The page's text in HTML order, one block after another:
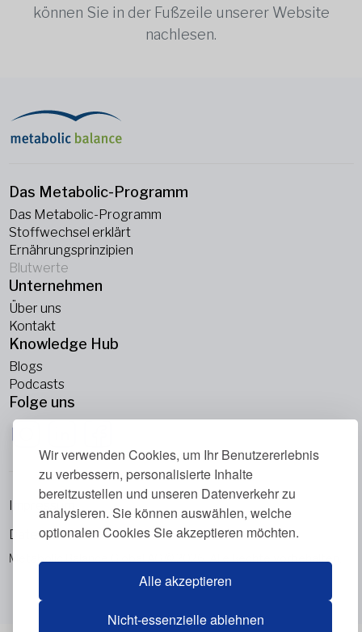
Wir verwenden Cookies, um Ihr Benutzererlebnis
zu verbessern, personalisierte Inhalte
bereitzustellen und unseren Datenverkehr zu
analysieren. Sie können auswählen, welche
optionalen Cookies Sie akzeptieren möchten.
Alle akzeptieren
Nicht-essenzielle ablehnen
können Sie in der Fußzeile unserer Website
nachlesen.
Das Metabolic-Programm
Das Metabolic-Programm
Stoffwechsel erklärt
Ernährungsprinzipien
Blutwerte
Unternehmen
Über uns
Kontakt
Knowledge Hub
Blogs
Podcasts
Folge uns
Metabolic Balance Global AG © 2026. Alle Rechte vorbehalten.
Impressum
Datenschutzrichtlinie